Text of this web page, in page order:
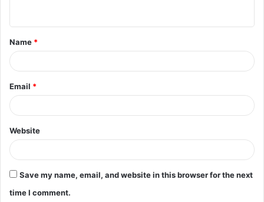
t
*
Name *
Email *
Website
Save my name, email, and website in this browser for the next
time I comment.